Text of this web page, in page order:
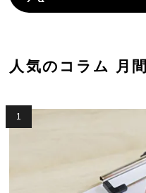
人気のコラム 月
1